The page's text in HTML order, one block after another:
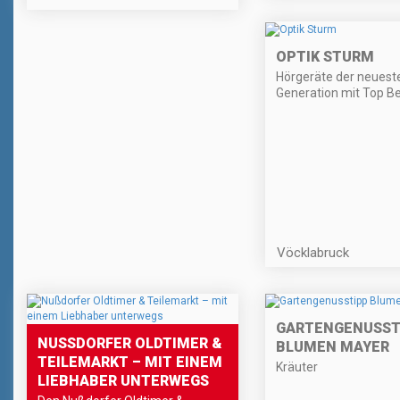
OPTIK STURM
Hörgeräte der
Generation mit Top
Vöcklabruck
NUSSDORFER OLDTIMER & T
EILEMARKT – MIT EINEM L
IEBHABER UNTERWEGS
BLUMEN MAYER
Kräuter